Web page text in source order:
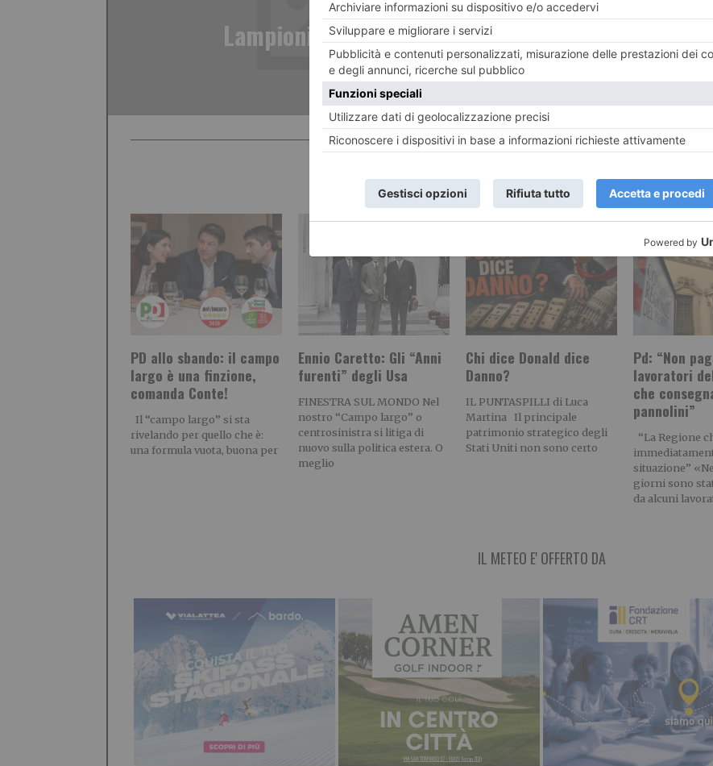
Lampioni innamorati
RECENTI:
PD allo sbando: il campo
largo è una finzione,
comanda Conte!
Il “campo largo” si sta
rivelando per quello che è:
una formula vuota, buona per
Ennio Caretto: Gli “Anni
furenti” degli Usa
FINESTRA SUL MONDO Nel
nostro “Campo largo” o
centrosinistra si litiga di
nuovo sulla politica estera. O
meglio
Chi dice Donald dice
Danno?
IL PUNTASPILLI di Luca
Martina Il principale
patrimonio strategico degli
Stati Uniti non sono certo
Pd: “Non
lavoratori
che
pannolini”
“La Regione
situazione”
giorni sono
da alcuni
IL METEO E' OFFERTO DA